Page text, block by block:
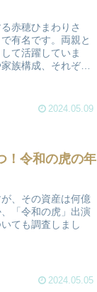
赤穂ひまわりさ
有名です。両親と
て活躍していま
族構成、それぞれ
2024.05.09
！令和の虎の年
、その資産は何億
「令和の虎」出演
ても調査しまし
2024.05.05